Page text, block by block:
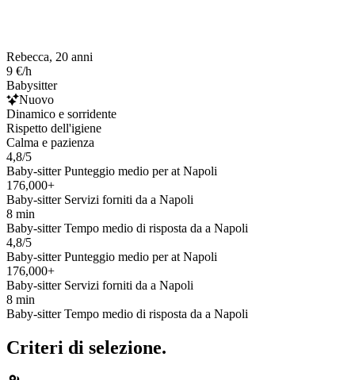
Rebecca, 20 anni
9 €/h
Babysitter
Nuovo
Dinamico e sorridente
Rispetto dell'igiene
Calma e pazienza
4,8/5
Baby-sitter Punteggio medio per at Napoli
176,000+
Baby-sitter Servizi forniti da a Napoli
8 min
Baby-sitter Tempo medio di risposta da a Napoli
4,8/5
Baby-sitter Punteggio medio per at Napoli
176,000+
Baby-sitter Servizi forniti da a Napoli
8 min
Baby-sitter Tempo medio di risposta da a Napoli
Criteri di selezione.